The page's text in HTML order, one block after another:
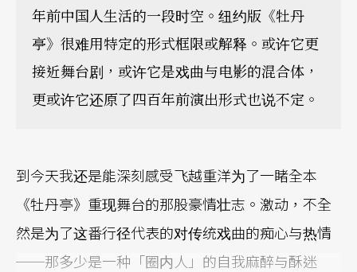
年前中国人生活的一段时空。纽约版《牡丹
亭》很难用特定的形式框限或解释。或许它更
接近舞台剧，或许它是戏曲与电影的混合体，
更或许它还原了四百年前演出形式也说不定。
到今天我还是能深刻感受飞越重洋为了一睹全本
《牡丹亭》重现舞台的那股豪情壮志。激动，不全
然是为了这番行径代表的对传统戏曲的痴心与热情
──那多少是一种「圈内人」的自我麻醉与酥迷